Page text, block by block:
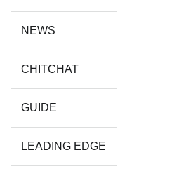
NEWS
CHITCHAT
GUIDE
LEADING EDGE